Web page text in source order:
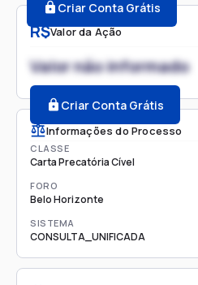
R$Valor da Ação
Valor não informado
Criar Conta Grátis
Informações do Processo
CLASSE
Carta Precatória Cível
FORO
Belo Horizonte
SISTEMA
CONSULTA_UNIFICADA
Criar Conta Grátis